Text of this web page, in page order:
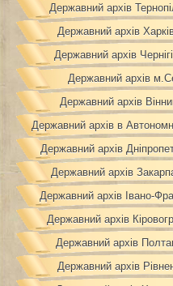
Державний архів
Державний архів
Державний архів
Державний архів
Державний архів
Державний архів в
Державний архів
Державний архів
Державний архів Івано-
Державний архів
Державний архів
Державний архів